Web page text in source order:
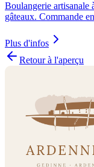
Boulangerie artisanale
gâteaux. Commande
Plus d'infos
Retour à l'aperçu